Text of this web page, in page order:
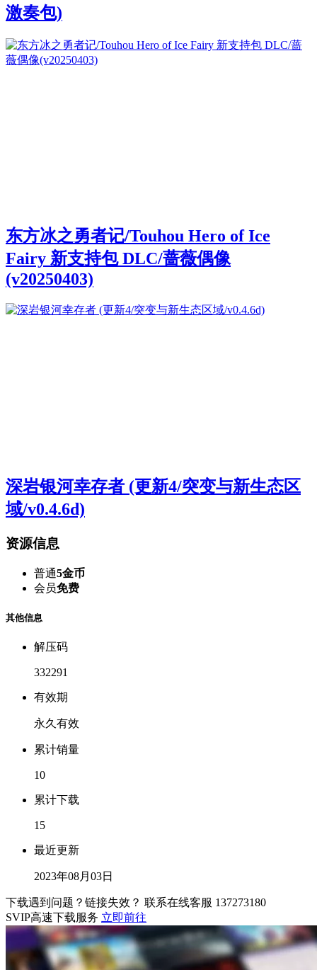
激奏包)
东方冰之勇者记/Touhou Hero of Ice
Fairy 新支持包 DLC/蔷薇偶像
(v20250403)
深岩银河幸存者 (更新4/突变与新生态区
域/v0.4.6d)
资源信息
普通5金币
会员免费
其他信息
解压码
332291
有效期
永久有效
累计销量
10
累计下载
15
最近更新
2023年08月03日
下载遇到问题？链接失效？ 联系在线客服 137273180
SVIP高速下载服务 立即前往